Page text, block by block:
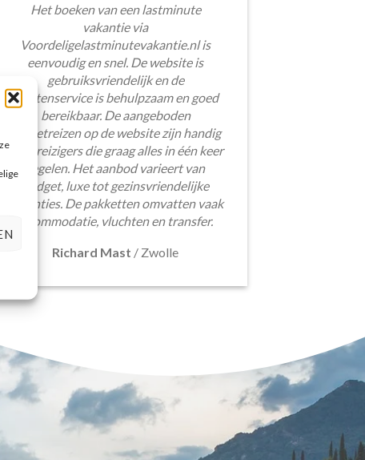
Het boeken van een lastminute
vakantie via
Voordeligelastminutevakantie.nl is
eenvoudig en snel. De website is
gebruiksvriendelijk en de
klantenservice is behulpzaam en goed
bereikbaar. De aangeboden
pakketreizen op de website zijn handig
voor reizigers die graag alles in één keer
regelen. Het aanbod varieert van
budget, luxe tot gezinsvriendelijke
vakanties. De pakketten omvatten vaak
accommodatie, vluchten en transfer.
Richard Mast / Zwolle